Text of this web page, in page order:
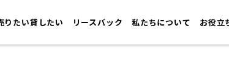
りたい貸したい リースバック 私たちについて お役立